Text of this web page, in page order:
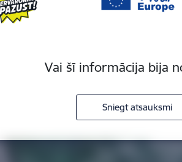
Vai šī informācija bija
Sniegt atsauksmi